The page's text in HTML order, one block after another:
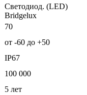
Светодиод. (LED)
Bridgelux
70
от -60 до +50
IP67
100 000
5 лет